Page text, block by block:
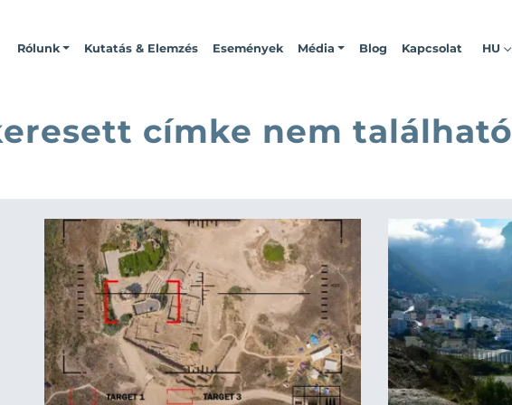
Rólunk Kutatás & Elemzés Események Média Blog Kapcsolat HU
címke nem található